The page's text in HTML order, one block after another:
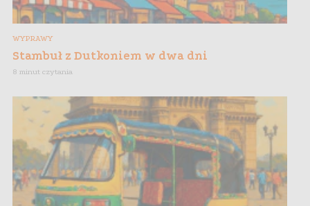
WYPRAWY
Stambuł z Dutkoniem w dwa dni
8 minut czytania